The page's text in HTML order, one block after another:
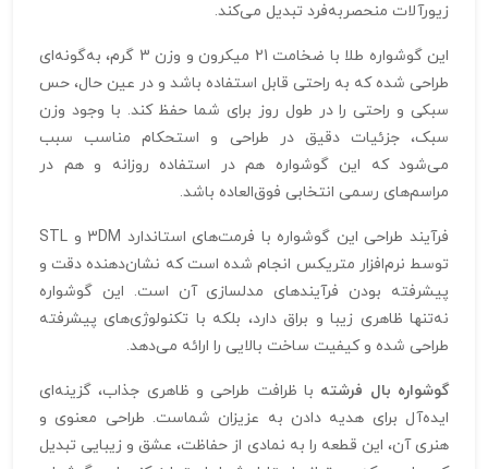
زیورآلات منحصر‌به‌فرد تبدیل می‌کند.
این گوشواره طلا با ضخامت 21 میکرون و وزن 3 گرم، به‌گونه‌ای
طراحی شده که به راحتی قابل استفاده باشد و در عین حال، حس
سبکی و راحتی را در طول روز برای شما حفظ کند. با وجود وزن
سبک، جزئیات دقیق در طراحی و استحکام مناسب سبب
می‌شود که این گوشواره هم در استفاده روزانه و هم در
مراسم‌های رسمی انتخابی فوق‌العاده باشد.
فرآیند طراحی این گوشواره با فرمت‌های استاندارد 3DM و STL
توسط نرم‌افزار متریکس انجام شده است که نشان‌دهنده دقت و
پیشرفته بودن فرآیندهای مدلسازی آن است. این گوشواره
نه‌تنها ظاهری زیبا و براق دارد، بلکه با تکنولوژی‌های پیشرفته
طراحی شده و کیفیت ساخت بالایی را ارائه می‌دهد.
گوشواره بال فرشته با ظرافت طراحی و ظاهری جذاب، گزینه‌ای
ایده‌آل برای هدیه دادن به عزیزان شماست. طراحی معنوی و
هنری آن، این قطعه را به نمادی از حفاظت، عشق و زیبایی تبدیل